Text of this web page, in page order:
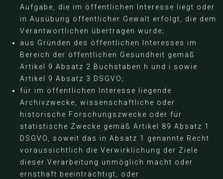
Aufgabe, die im öffentlichen Interesse liegt oder
in Ausübung öffentlicher Gewalt erfolgt, die dem
Verantwortlichen übertragen wurde;
aus Gründen des öffentlichen Interesses im
Bereich der öffentlichen Gesundheit gemäß
Artikel 9 Absatz 2 Buchstaben h und i sowie
Artikel 9 Absatz 3 DSGVO;
für im öffentlichen Interesse liegende
Archivzwecke, wissenschaftliche oder
historische Forschungszwecke oder für
statistische Zwecke gemäß Artikel 89 Absatz 1
DSGVO, soweit das in Absatz 1 genannte Recht
voraussichtlich die Verwirklichung der Ziele
dieser Verarbeitung unmöglich macht oder
ernsthaft beeinträchtigt, oder